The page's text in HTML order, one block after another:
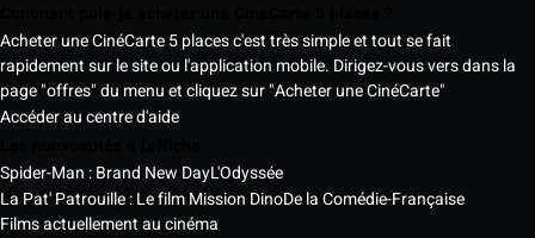
Acheter une CinéCarte 5 places c'est très simple et tout se fait
rapidement sur le site ou l'application mobile. Dirigez-vous vers dans la
page "offres" du menu et cliquez sur "Acheter une CinéCarte"
Accéder au centre d'aide
Spider-Man : Brand New DayL'Odyssée
La Pat' Patrouille : Le film Mission DinoDe la Comédie-Française
Films actuellement au cinéma